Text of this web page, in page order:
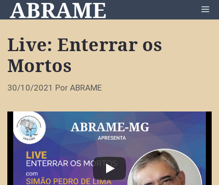
Pular
para
conteúdo
ABRAME
Live: Enterrar os
Mortos
30/10/2021 Por ABRAME